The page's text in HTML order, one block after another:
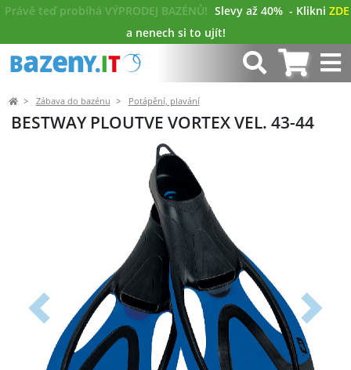
Právě teď probíhá VÝPRODEJ BAZÉNŮ! Slevy až 40% - Klikni ZDE
a nenech si to ujít!
Zábava do bazénu Potápění, plavání
BESTWAY PLOUTVE VORTEX VEL. 43-44
Předchozí Další